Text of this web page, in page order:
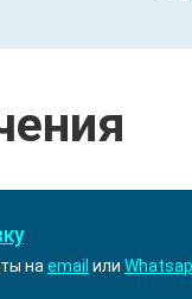
на email или